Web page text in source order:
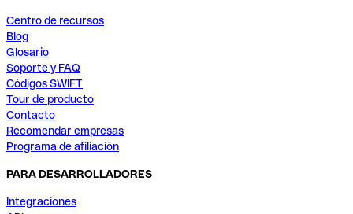
Centro de recursos
Blog
Glosario
Soporte y FAQ
Códigos SWIFT
Tour de producto
Contacto
Recomendar empresas
Programa de afiliación
PARA DESARROLLADORES
Integraciones